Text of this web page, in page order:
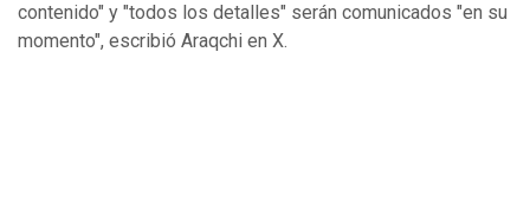
contenido" y "todos los detalles" serán comunicados "en su
momento", escribió Araqchi en X.